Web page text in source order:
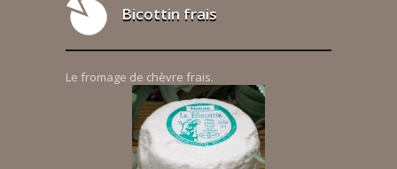
Bicottin frais
Le fromage de chèvre frais.